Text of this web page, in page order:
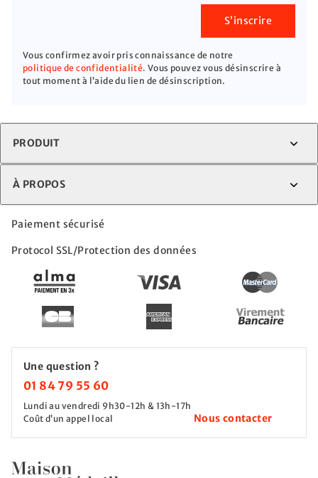
S’inscrire
Vous confirmez avoir pris connaissance de notre
politique de confidentialité. Vous pouvez vous désinscrire à
tout moment à l’aide du lien de désinscription.
PRODUIT
À PROPOS
Paiement sécurisé
Protocol SSL/Protection des données
Une question ?
01 84 79 55 60
Lundi au vendredi 9h30-12h & 13h-17h
Coût d’un appel local
Nous contacter